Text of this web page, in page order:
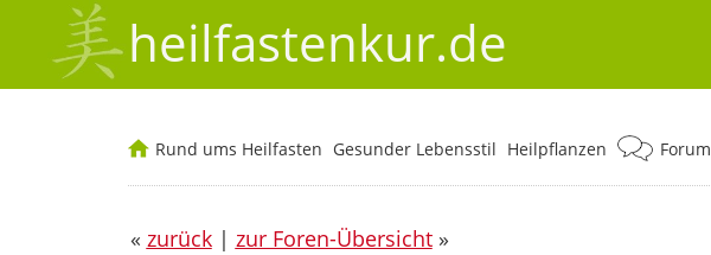
heilfastenkur.de
Rund ums Heilfasten Gesunder Lebensstil Heilpflanzen Forum
« zurück| zur Foren-Übersicht»